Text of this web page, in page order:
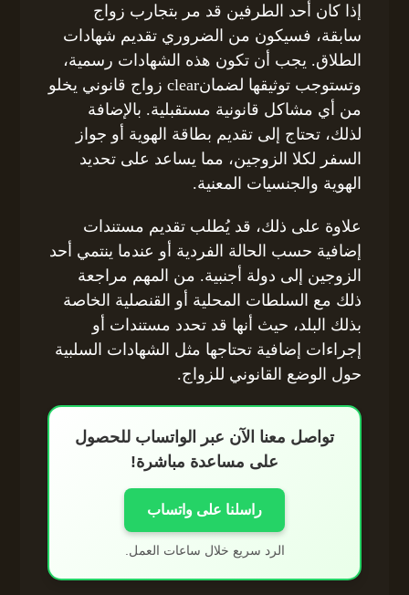
إذا كان أحد الطرفين قد مر بتجارب زواج
سابقة، فسيكون من الضروري تقديم شهادات
الطلاق. يجب أن تكون هذه الشهادات رسمية،
وتستوجب توثيقها لضمانclear زواج قانوني يخلو
من أي مشاكل قانونية مستقبلية. بالإضافة
لذلك، تحتاج إلى تقديم بطاقة الهوية أو جواز
السفر لكلا الزوجين، مما يساعد على تحديد
الهوية والجنسيات المعنية.
علاوة على ذلك، قد يُطلب تقديم مستندات
إضافية حسب الحالة الفردية أو عندما ينتمي أحد
الزوجين إلى دولة أجنبية. من المهم مراجعة
ذلك مع السلطات المحلية أو القنصلية الخاصة
بذلك البلد، حيث أنها قد تحدد مستندات أو
إجراءات إضافية تحتاجها مثل الشهادات السلبية
حول الوضع القانوني للزواج.
تواصل معنا الآن عبر الواتساب للحصول
على مساعدة مباشرة!
راسلنا على واتساب
الرد سريع خلال ساعات العمل.